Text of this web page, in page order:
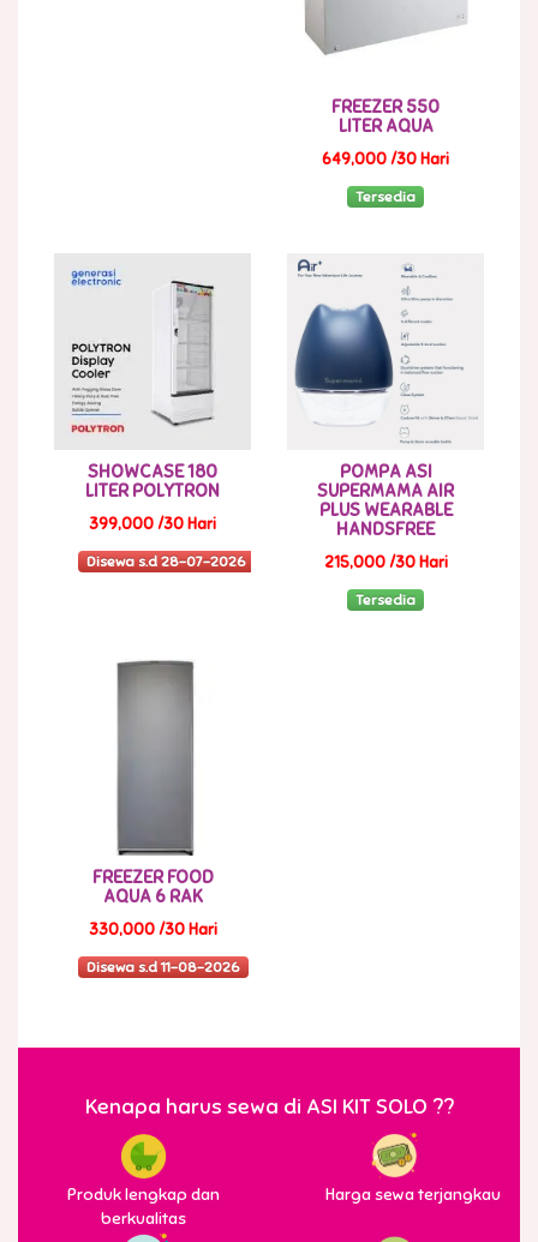
FREEZER 550
LITER AQUA
649,000 /30 Hari
Tersedia
SHOWCASE 180
LITER POLYTRON
399,000 /30 Hari
Disewa s.d 28-07-2026
POMPA ASI
SUPERMAMA AIR
PLUS WEARABLE
HANDSFREE
215,000 /30 Hari
Tersedia
FREEZER FOOD
AQUA 6 RAK
330,000 /30 Hari
Disewa s.d 11-08-2026
Kenapa harus sewa di ASI KIT SOLO ??
Produk lengkap dan
berkualitas
Harga sewa terjangkau